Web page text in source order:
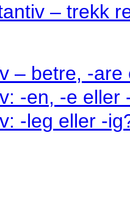
– trekk
– betre, -are
-en, -e eller
-leg eller -